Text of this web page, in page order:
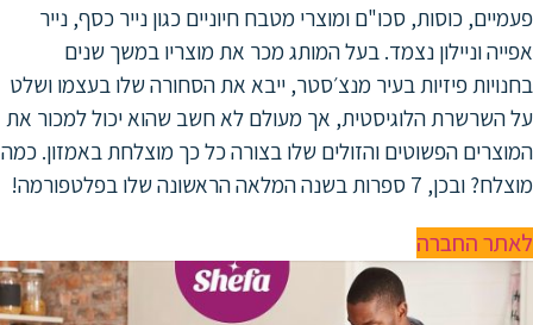
כוסות, סכו"ם ומוצרי מטבח חיוניים כגון נייר כסף, נייר
וניילון נצמד. בעל המותג מכר את מוצריו במשך שנים
פיזיות בעיר מנצ׳סטר, ייבא את הסחורה שלו בעצמו ושלט
הלוגיסטית, אך מעולם לא חשב שהוא יכול למכור את
הפשוטים והזולים שלו בצורה כל כך מוצלחת באמזון. כמה
המלאה הראשונה שלו בפלטפורמה!
החברה